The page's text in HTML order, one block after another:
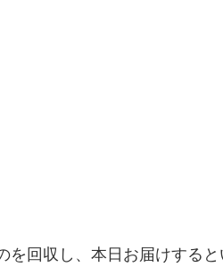
回収し、本日お届けすると